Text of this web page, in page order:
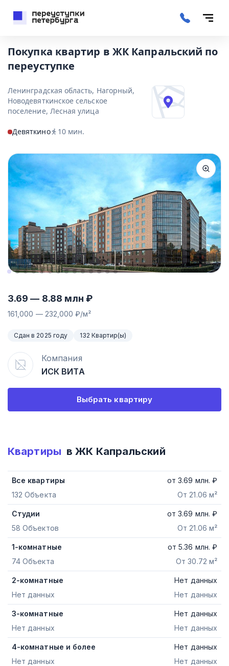
Покупка квартир в ЖК Капральский по
переуступке
Ленинградская область, Нагорный,
Новодевяткинское сельское
поселение, Лесная улица
Девяткино 10мин.
3.69 — 8.88 млн ₽
161,000 — 232,000 ₽/м²
Сдан в 2025 году 132 Квартир(ы)
Компания
ИСК ВИТА
Выбрать квартиру
Квартиры в ЖК Капральский
Все квартиры
132 Объекта
От 21.06 м²
от3.69 млн. ₽
Студии
58 Объектов
От 21.06 м²
от3.69 млн. ₽
1-комнатные
74 Объекта
От 30.72 м²
от5.36 млн. ₽
2-комнатные
Нет данных
Нет данных
Нет данных
3-комнатные
Нет данных
Нет данных
Нет данных
4-комнатные и более
Нет данных
Нет данных
Нет данных